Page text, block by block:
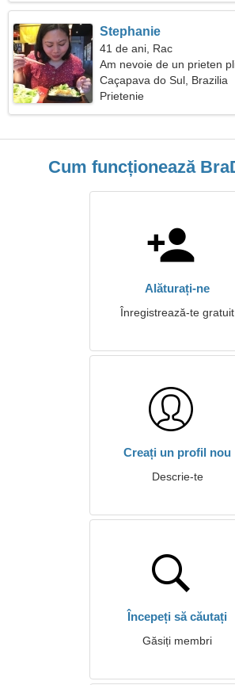
Stephanie
41 de ani, Rac
Am nevoie de un prieten
schia împreună
Caçapava do Sul, Brazilia
Prietenie
Cum funcționează
Alăturați-ne
Înregistrează-te gratuit
Creați un profil nou
Descrie-te
Începeți să căutați
Găsiți membri